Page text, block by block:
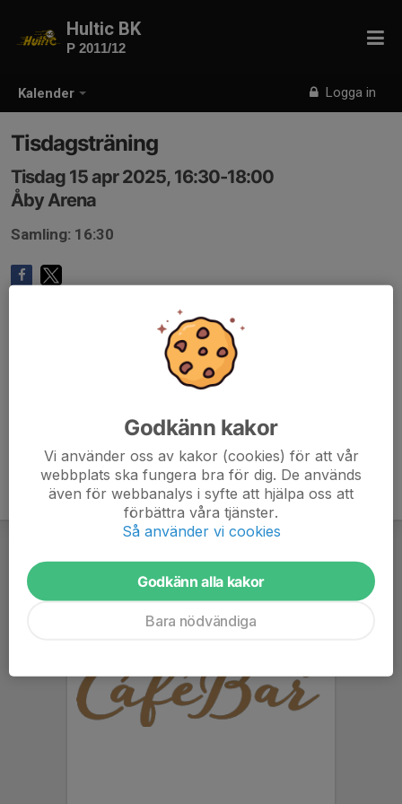
Kalender Logga in
Hultic BK
P 2011/12
Tisdagsträning
Tisdag 15 apr 2025, 16:30-18:00
Åby Arena
Samling: 16:30
Godkänn kakor
Vi använder oss av kakor (cookies) för att vår
webbplats ska fungera bra för dig. De används
även för webbanalys i syfte att hjälpa oss att
förbättra våra tjänster.
Så använder vi cookies
Godkänn alla kakor
Bara nödvändiga